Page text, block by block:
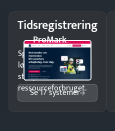
Tidsregistrering
ProMark
Spar tid på
lønberegning og få
styr på
ressourceforbruget.
Se 17 systemer